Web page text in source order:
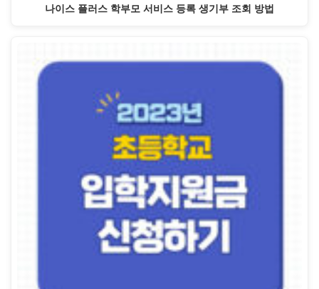
나이스 플러스 학부모 서비스 등록 생기부 조회 방법